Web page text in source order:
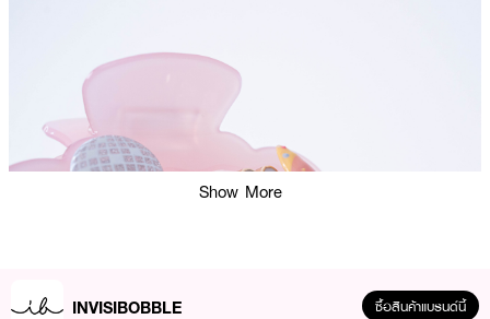
Show More
INVISIBOBBLE ซื้อสินค้าแบรนด์นี้